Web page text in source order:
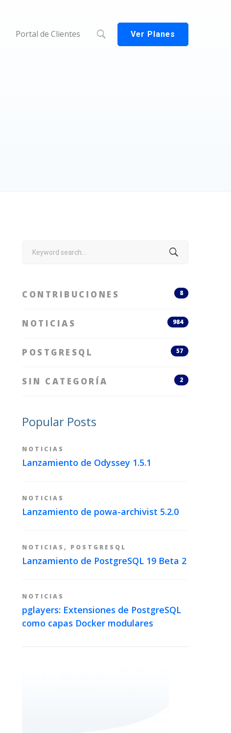
Portal de Clientes Ver Planes
Search
CONTRIBUCIONES 8
NOTICIAS 984
POSTGRESQL 57
SIN CATEGORÍA 2
Popular Posts
NOTICIAS
Lanzamiento de Odyssey 1.5.1
NOTICIAS
Lanzamiento de powa-archivist 5.2.0
NOTICIAS , POSTGRESQL
Lanzamiento de PostgreSQL 19 Beta 2
NOTICIAS
pglayers: Extensiones de PostgreSQL
como capas Docker modulares